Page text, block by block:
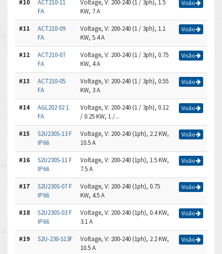
#10
ACT210-11
FA
Voltage, V: 200-240 (1 / 3ph), 1.5
KW, 7 A
Visão
#11
ACT210-09
FA
Voltage, V: 200-240 (1 / 3ph), 1.1
KW, 5.4 A
Visão
#12
ACT210-07
FA
Voltage, V: 200-240 (1 / 3ph), 0.75
KW, 4 A
Visão
#13
ACT210-05
FA
Voltage, V: 200-240 (1 / 3ph), 0.55
KW, 3 A
Visão
#14
AGL202 02 1
FA
Voltage, V: 200-240 (1 / 3ph), 0.12
/ 0.25 KW, 1 /...
Visão
#15
S2U230S-13 F
IP66
Voltage, V: 200-240 (1ph), 2.2 KW,
10.5 A
Visão
#16
S2U230S-11 F
IP66
Voltage, V: 200-240 (1ph), 1.5 KW,
7.5 A
Visão
#17
S2U230S-07 F
IP66
Voltage, V: 200-240 (1ph), 0.75
KW, 4.5 A
Visão
#18
S2U230S-03 F
IP66
Voltage, V: 200-240 (1ph), 0.4 KW,
3.1 A
Visão
#19 S2U-230-S13F
Voltage, V: 200-240 (1ph), 2.2 KW,
10.5 A
Visão